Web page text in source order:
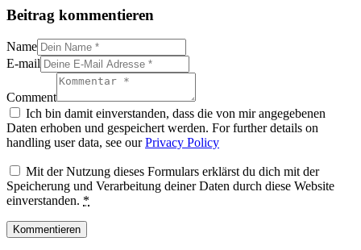
Beitrag kommentieren
Name
E-mail
Comment
Ich bin damit einverstanden, dass die von mir angegebenen
Daten erhoben und gespeichert werden. For further details on
handling user data, see ourPrivacy Policy
Mit der Nutzung dieses Formulars erklärst du dich mit der
Speicherung und Verarbeitung deiner Daten durch diese Website
einverstanden. *